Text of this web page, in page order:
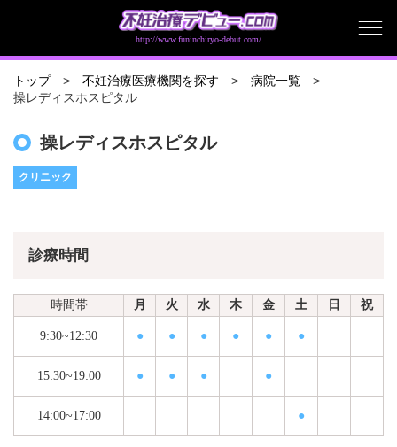
http://www.funinchiryo-debut.com/
トップ 不妊治療医療機関を探す 病院一覧
操レディスホスピタル
操レディスホスピタル
クリニック
診療時間
時間帯 月 火 水 木 金 土 日 祝
9:30~12:30 ● ● ● ● ● ●
15:30~19:00 ● ● ● ●
14:00~17:00 ●